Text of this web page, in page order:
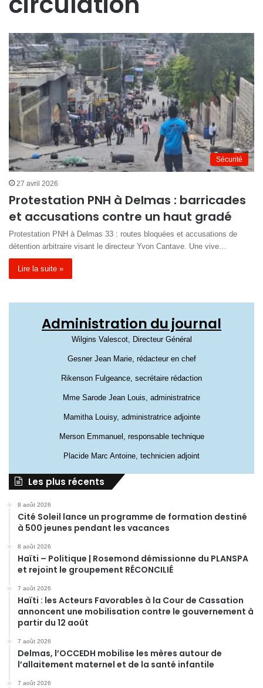
Sécurité
27 avril 2026
Protestation PNH à Delmas : barricades
et accusations contre un haut gradé
Protestation PNH à Delmas 33 : routes bloquées et accusations de
détention arbitraire visant le directeur Yvon Cantave. Une vive…
Lire la suite »
Administration du journal
Wilgins Valescot, Directeur Général
Gesner Jean Marie, rédacteur en chef
Rikenson Fulgeance, secrétaire rédaction
Mme Sarode Jean Louis, administratrice
Mamitha Louisy, administratrice adjointe
Merson Emmanuel, responsable technique
Placide Marc Antoine, technicien adjoint
Les plus récents
8 août 2026
Cité Soleil lance un programme de formation destiné
à 500 jeunes pendant les vacances
8 août 2026
Haïti – Politique | Rosemond démissionne du PLANSPA
et rejoint le groupement RÉCONCILIÉ
7 août 2026
Haïti : les Acteurs Favorables à la Cour de Cassation
annoncent une mobilisation contre le gouvernement à
partir du 12 août
7 août 2026
Delmas, l’OCCEDH mobilise les mères autour de
l’allaitement maternel et de la santé infantile
7 août 2026